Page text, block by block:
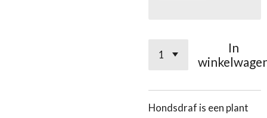
In
Hondsdraf is een plant